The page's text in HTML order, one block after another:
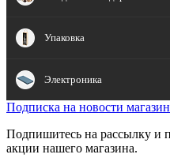
Упаковка
Электроника
Подписка на новости
Подпишитесь на рассылку и
акции нашего магазина.